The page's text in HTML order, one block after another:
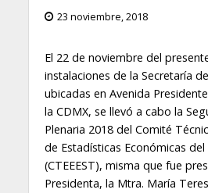
23 noviembre, 2018
El 22 de noviembre del
instalaciones de la Secretaría
ubicadas en Avenida
la CDMX, se llevó a cabo la
Plenaria 2018 del Comité
de Estadísticas Económicas
(CTEEEST), misma que fue
Presidenta, la Mtra. María